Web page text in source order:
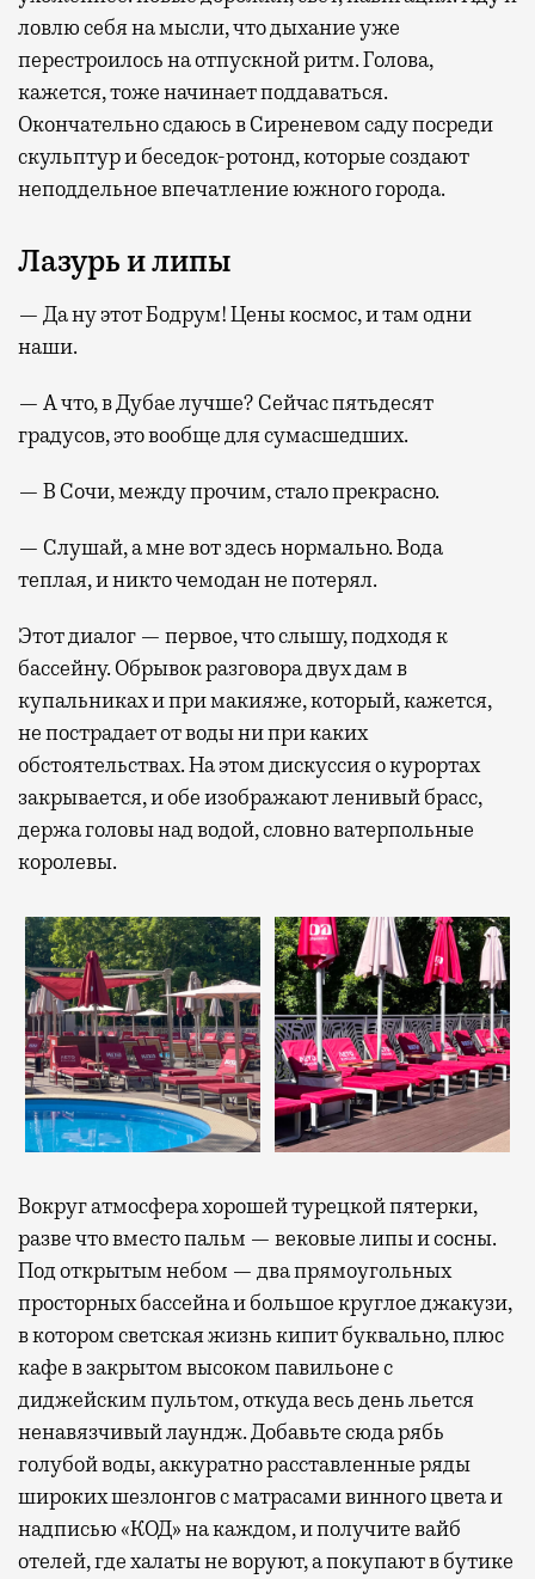
ловлю себя на мысли, что дыхание уже
перестроилось на отпускной ритм. Голова,
кажется, тоже начинает поддаваться.
Окончательно сдаюсь в Сиреневом саду посреди
скульптур и беседок-ротонд, которые создают
неподдельное впечатление южного города.
Лазурь и липы
— Да ну этот Бодрум! Цены космос, и там одни
наши.
— А что, в Дубае лучше? Сейчас пятьдесят
градусов, это вообще для сумасшедших.
— В Сочи, между прочим, стало прекрасно.
— Слушай, а мне вот здесь нормально. Вода
теплая, и никто чемодан не потерял.
Этот диалог — первое, что слышу, подходя к
бассейну. Обрывок разговора двух дам в
купальниках и при макияже, который, кажется,
не пострадает от воды ни при каких
обстоятельствах. На этом дискуссия о курортах
закрывается, и обе изображают ленивый брасс,
держа головы над водой, словно ватерпольные
королевы.
Вокруг атмосфера хорошей турецкой пятерки,
разве что вместо пальм — вековые липы и сосны.
Под открытым небом — два прямоугольных
просторных бассейна и большое круглое джакузи,
в котором светская жизнь кипит буквально, плюс
кафе в закрытом высоком павильоне с
диджейским пультом, откуда весь день льется
ненавязчивый лаундж. Добавьте сюда рябь
голубой воды, аккуратно расставленные ряды
широких шезлонгов с матрасами винного цвета и
надписью «КОД» на каждом, и получите вайб
отелей, где халаты не воруют, а покупают в бутике